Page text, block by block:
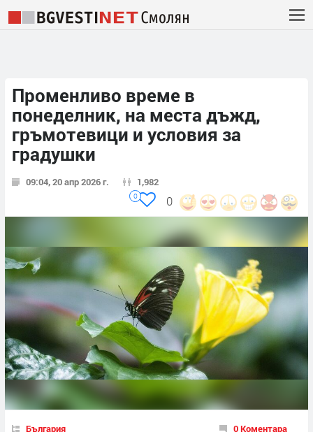
Променливо време в
понеделник, на места дъжд,
гръмотевици и условия за
градушки
09:04, 20 апр 2026 г. 1,982
0
0
България 0 Коментара